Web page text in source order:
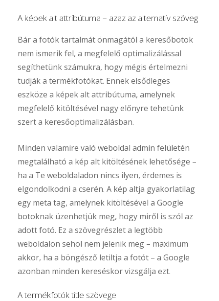
A képek alt attribútuma – azaz az alternatív szöveg
Bár a fotók tartalmát önmagától a keresőbotok
nem ismerik fel, a megfelelő optimalizálással
segíthetünk számukra, hogy mégis értelmezni
tudják a termékfotókat. Ennek elsődleges
eszköze a képek alt attribútuma, amelynek
megfelelő kitöltésével nagy előnyre tehetünk
szert a keresőoptimalizálásban.
Minden valamire való weboldal admin felületén
megtalálható a kép alt kitöltésének lehetősége –
ha a Te weboldaladon nincs ilyen, érdemes is
elgondolkodni a cserén. A kép altja gyakorlatilag
egy meta tag, amelynek kitöltésével a Google
botoknak üzenhetjük meg, hogy miről is szól az
adott fotó. Ez a szövegrészlet a legtöbb
weboldalon sehol nem jelenik meg – maximum
akkor, ha a böngésző letiltja a fotót – a Google
azonban minden kereséskor vizsgálja ezt.
A termékfotók title szövege